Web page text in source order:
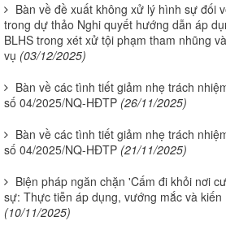
Bàn về đề xuất không xử lý hình sự đối
trong dự thảo Nghi quyết hướng dẫn áp
BLHS trong xét xử tội phạm tham nhũng
vụ (03/12/2025)
Bàn về các tình tiết giảm nhẹ trách
số 04/2025/NQ-HĐTP (26/11/2025)
Bàn về các tình tiết giảm nhẹ trách
số 04/2025/NQ-HĐTP (21/11/2025)
Biện pháp ngăn chặn 'Cấm đi khỏi nơi
sự: Thực tiễn áp dụng, vướng mắc và kiến
(10/11/2025)